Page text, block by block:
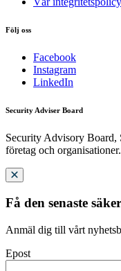
Följ oss
Facebook
Instagram
LinkedIn
Security Adviser Board
Security Advisory Board,
företag och
Få den senaste
Anmäl dig till vårt
Epost